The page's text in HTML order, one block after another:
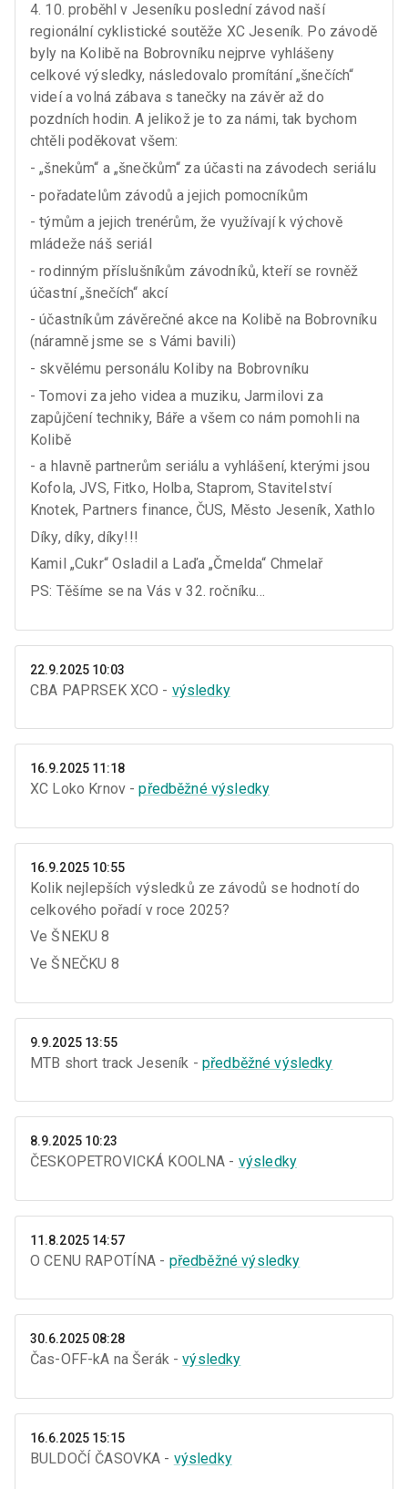
4. 10. proběhl v Jeseníku poslední závod naší
regionální cyklistické soutěže XC Jeseník. Po závodě
byly na Kolibě na Bobrovníku nejprve vyhlášeny
celkové výsledky, následovalo promítání „šnečích“
videí a volná zábava s tanečky na závěr až do
pozdních hodin. A jelikož je to za námi, tak bychom
chtěli poděkovat všem:
- „šnekům“ a „šnečkům“ za účasti na závodech seriálu
- pořadatelům závodů a jejich pomocníkům
- týmům a jejich trenérům, že využívají k výchově
mládeže náš seriál
- rodinným příslušníkům závodníků, kteří se rovněž
účastní „šnečích“ akcí
- účastníkům závěrečné akce na Kolibě na Bobrovníku
(náramně jsme se s Vámi bavili)
- skvělému personálu Koliby na Bobrovníku
- Tomovi za jeho videa a muziku, Jarmilovi za
zapůjčení techniky, Báře a všem co nám pomohli na
Kolibě
- a hlavně partnerům seriálu a vyhlášení, kterými jsou
Kofola, JVS, Fitko, Holba, Staprom, Stavitelství
Knotek, Partners finance, ČUS, Město Jeseník, Xathlo
Díky, díky, díky!!!
Kamil „Cukr“ Osladil a Laďa „Čmelda“ Chmelař
PS: Těšíme se na Vás v 32. ročníku…
22.9.2025 10:03
CBA PAPRSEK XCO - výsledky
16.9.2025 11:18
XC Loko Krnov -předběžné výsledky
16.9.2025 10:55
Kolik nejlepších výsledků ze závodů se hodnotí do
celkového pořadí v roce 2025?
Ve ŠNEKU 8
Ve ŠNEČKU 8
9.9.2025 13:55
MTB short track Jeseník - předběžné výsledky
8.9.2025 10:23
ČESKOPETROVICKÁ KOOLNA - výsledky
11.8.2025 14:57
O CENU RAPOTÍNA - předběžné výsledky
30.6.2025 08:28
Čas-OFF-kA na Šerák -výsledky
16.6.2025 15:15
BULDOČÍ ČASOVKA - výsledky